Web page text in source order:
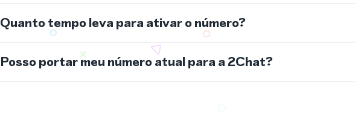
Quanto tempo leva para ativar o número?
Posso portar meu número atual para a 2Chat?